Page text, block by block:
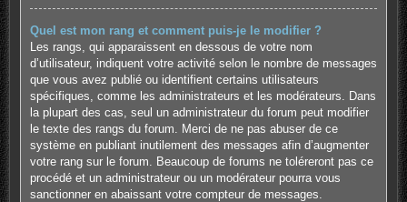
Quel est mon rang et comment puis-je le modifier ?
Les rangs, qui apparaissent en dessous de votre nom
d’utilisateur, indiquent votre activité selon le nombre de messages
que vous avez publié ou identifient certains utilisateurs
spécifiques, comme les administrateurs et les modérateurs. Dans
la plupart des cas, seul un administrateur du forum peut modifier
le texte des rangs du forum. Merci de ne pas abuser de ce
système en publiant inutilement des messages afin d’augmenter
votre rang sur le forum. Beaucoup de forums ne toléreront pas ce
procédé et un administrateur ou un modérateur pourra vous
sanctionner en abaissant votre compteur de messages.